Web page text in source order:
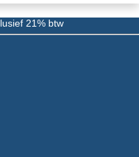
21% btw